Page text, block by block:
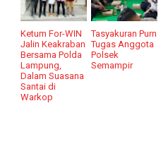
Ketum For-WIN
Jalin Keakraban
Bersama Polda
Lampung,
Dalam Suasana
Santai di
Warkop
Tasyakuran Purn
Tugas Anggota
Polsek
Semampir